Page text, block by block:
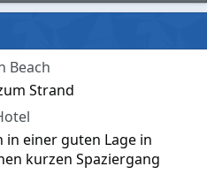
Beach
Strand
in einer guten Lage in
kurzen Spaziergang